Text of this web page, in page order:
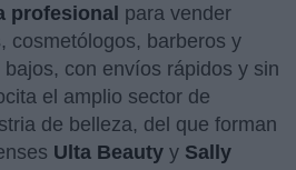
profesional para vender
cosmetólogos, barberos y
con envíos rápidos y sin
el amplio sector de
de belleza, del que forman
Ulta Beauty y Sally